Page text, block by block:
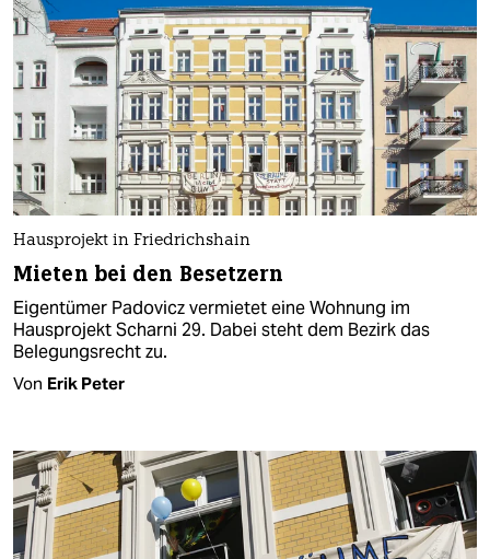
Hausprojekt in Friedrichshain
Mieten bei den Besetzern
Eigentümer Padovicz vermietet eine Wohnung im
Hausprojekt Scharni 29. Dabei steht dem Bezirk das
Belegungsrecht zu.
Von Erik Peter